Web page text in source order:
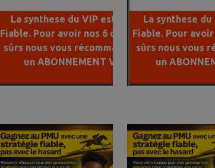
La synthese du VIP est plus
Fiable. Pour avoir nos 6 chevaux
sûrs nous vous récommandons
un ABONNEMENT VIP
La synthese du
Fiable. Pour
sûrs nous vous
un